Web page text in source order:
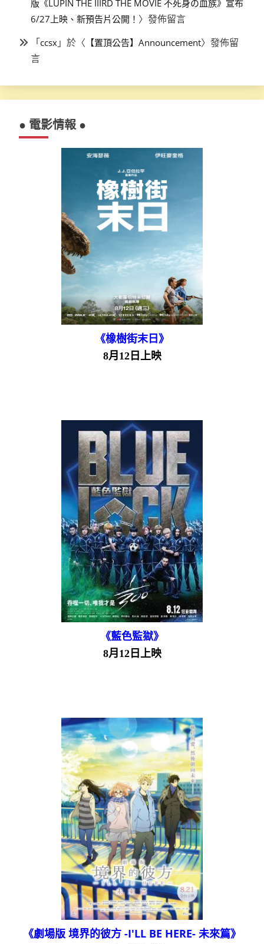
版《LUPIN THE IIIRD THE MOVIE 不死身の血族》宣布
6/27上映、新預告片公開！ 〉發佈留言
「ccsx 」於〈 【置頂公告】Announcement〉發佈留
言
● 電影情報 ●
《橡樹街末日》
8月12日上映
《藍色監獄》
8月12日上映
《劇場版 境界的彼方 -I'LL BE HERE- 未來篇》